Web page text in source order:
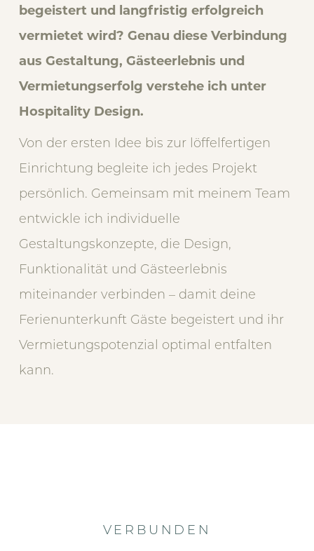
begeistert und langfristig erfolgreich
vermietet wird? Genau diese Verbindung
aus Gestaltung, Gästeerlebnis und
Vermietungserfolg verstehe ich unter
Hospitality Design.
Von der ersten Idee bis zur löffelfertigen
Einrichtung begleite ich jedes Projekt
persönlich. Gemeinsam mit meinem Team
entwickle ich individuelle
Gestaltungskonzepte, die Design,
Funktionalität und Gästeerlebnis
miteinander verbinden – damit deine
Ferienunterkunft Gäste begeistert und ihr
Vermietungspotenzial optimal entfalten
kann.
VERBUNDEN